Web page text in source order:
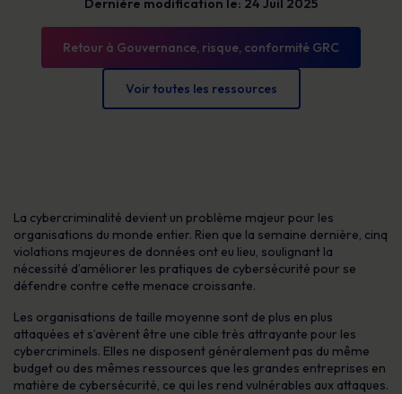
Dernière modification le: 24 Juil 2025
Retour à Gouvernance, risque, conformité GRC
Voir toutes les ressources
La cybercriminalité devient un problème majeur pour les
organisations du monde entier. Rien que la semaine dernière, cinq
violations majeures de données ont eu lieu, soulignant la
nécessité d’améliorer les pratiques de cybersécurité pour se
défendre contre cette menace croissante.
Les organisations de taille moyenne sont de plus en plus
attaquées et s’avèrent être une cible très attrayante pour les
cybercriminels. Elles ne disposent généralement pas du même
budget ou des mêmes ressources que les grandes entreprises en
matière de cybersécurité, ce qui les rend vulnérables aux attaques.